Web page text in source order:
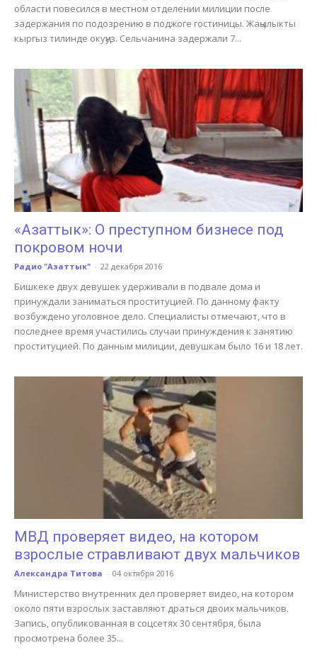
области повесился в местном отделении милиции после
задержания по подозрению в поджоге гостиницы. Жаңылыкты
кыргыз тилинде окуңуз. Сельчанина задержали 7...
«Азаттык»: О преступном бизнесе под
покровом ночи
Радио "Азаттык" - 22 декабря 2016
Бишкеке двух девушек удерживали в подвале дома и
принуждали заниматься проституцией. По данному факту
возбуждено уголовное дело. Специалисты отмечают, что в
последнее время участились случаи принуждения к занятию
проституцией. По данным милиции, девушкам было 16 и 18 лет.
МВД проверяет видео, на котором
взрослые стравливают двух мальчиков
Александра Титова - 04 октября 2016
Министерство внутренних дел проверяет видео, на котором
около пяти взрослых заставляют драться двоих мальчиков.
Запись, опубликованная в соцсетях 30 сентября, была
просмотрена более 35...